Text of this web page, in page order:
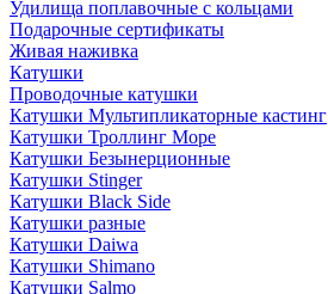
Удилища поплавочные с кольцами
Подарочные сертификаты
Живая наживка
Катушки
Проводочные катушки
Катушки Мультипликаторные кастинг
Катушки Троллинг Море
Катушки Безынерционные
Катушки Stinger
Катушки Black Side
Катушки разные
Катушки Daiwa
Катушки Shimano
Катушки Salmo